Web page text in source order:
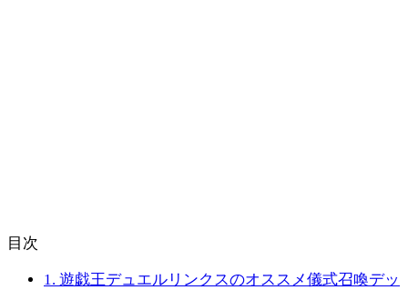
目次
1. 遊戯王デュエルリンクスのオススメ儀式召喚デッ